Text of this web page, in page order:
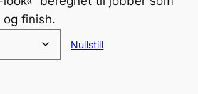
s
og finish.
Nullstill